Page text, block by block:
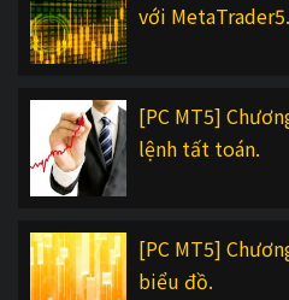
với MetaTrader5.
[PC MT5]
lệnh tất toán.
[PC MT5]
biểu đồ.